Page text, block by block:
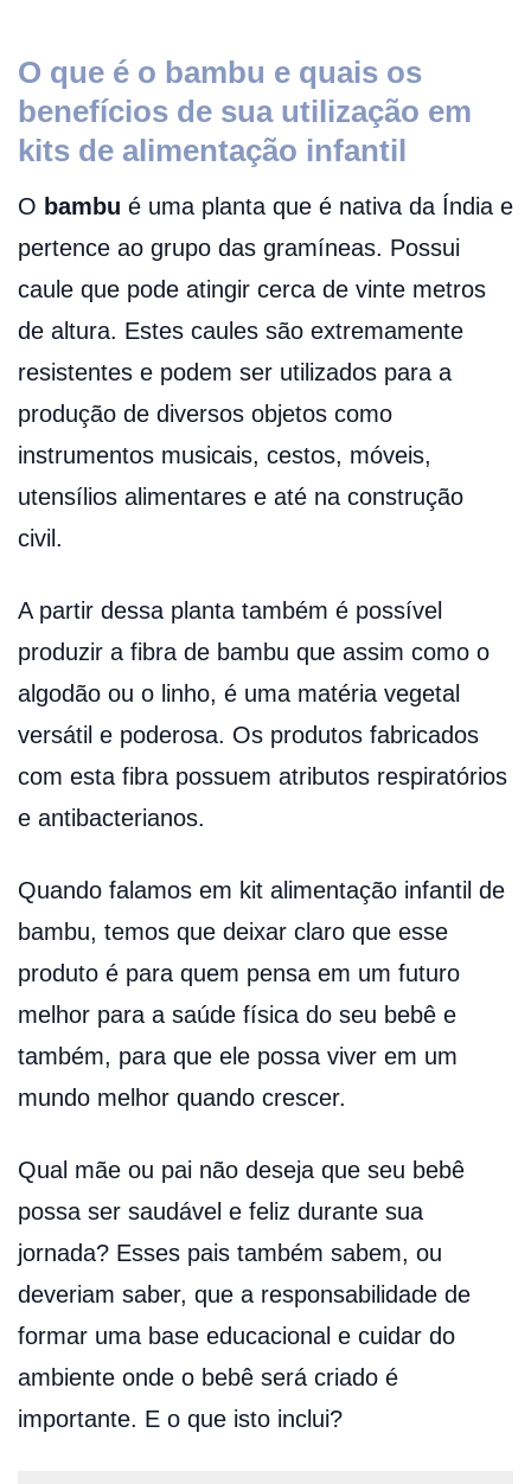
O que é o bambu e quais os
benefícios de sua utilização em
kits de alimentação infantil
O bambu é uma planta que é nativa da Índia e
pertence ao grupo das gramíneas. Possui
caule que pode atingir cerca de vinte metros
de altura. Estes caules são extremamente
resistentes e podem ser utilizados para a
produção de diversos objetos como
instrumentos musicais, cestos, móveis,
utensílios alimentares e até na construção
civil.
A partir dessa planta também é possível
produzir a fibra de bambu que assim como o
algodão ou o linho, é uma matéria vegetal
versátil e poderosa. Os produtos fabricados
com esta fibra possuem atributos respiratórios
e antibacterianos.
Quando falamos em kit alimentação infantil de
bambu, temos que deixar claro que esse
produto é para quem pensa em um futuro
melhor para a saúde física do seu bebê e
também, para que ele possa viver em um
mundo melhor quando crescer.
Qual mãe ou pai não deseja que seu bebê
possa ser saudável e feliz durante sua
jornada? Esses pais também sabem, ou
deveriam saber, que a responsabilidade de
formar uma base educacional e cuidar do
ambiente onde o bebê será criado é
importante. E o que isto inclui?